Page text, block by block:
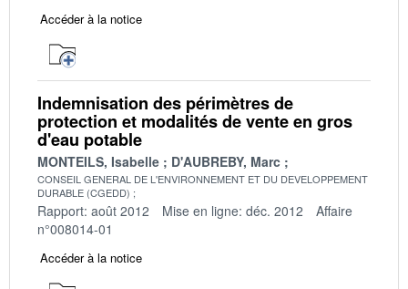
Accéder à la notice
Indemnisation des périmètres de
protection et modalités de vente en gros
d'eau potable
MONTEILS, Isabelle D'AUBREBY, Marc
CONSEIL GENERAL DE L'ENVIRONNEMENT ET DU DEVELOPPEMENT
DURABLE (CGEDD)
Rapport: août 2012 Mise en ligne: déc. 2012
Affaire
n°008014-01
Accéder à la notice